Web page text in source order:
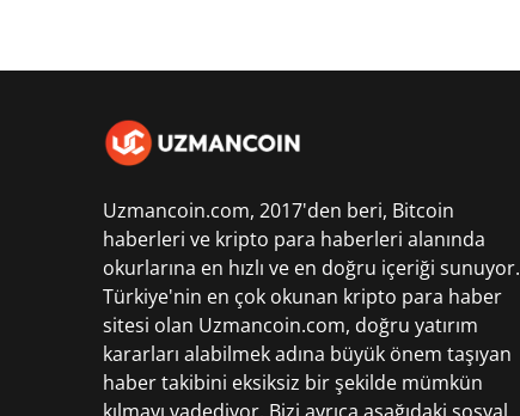
Uzmancoin.com, 2017'den beri, Bitcoin
haberleri ve kripto para haberleri alanında
okurlarına en hızlı ve en doğru içeriği sunuyor.
Türkiye'nin en çok okunan kripto para haber
sitesi olan Uzmancoin.com, doğru yatırım
kararları alabilmek adına büyük önem taşıyan
haber takibini eksiksiz bir şekilde mümkün